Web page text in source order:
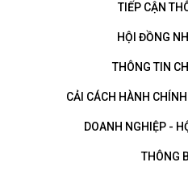
TIẾP CẬN
HỘI ĐỒNG
THÔNG TIN
CẢI CÁCH HÀNH
DOANH NGHIỆP -
THÔNG